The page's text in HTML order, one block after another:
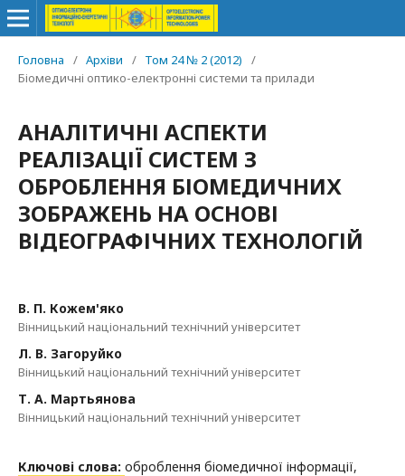
Головна / Архіви / Том 24 № 2 (2012)
/
Біомедичні оптико-електронні системи та прилади
АНАЛІТИЧНІ АСПЕКТИ
РЕАЛІЗАЦІЇ СИСТЕМ З
ОБРОБЛЕННЯ БІОМЕДИЧНИХ
ЗОБРАЖЕНЬ НА ОСНОВІ
ВІДЕОГРАФІЧНИХ ТЕХНОЛОГІЙ
В. П. Кожем'яко
Вінницький національний технічний університет
Л. В. Загоруйко
Вінницький національний технічний університет
Т. А. Мартьянова
Вінницький національний технічний університет
Ключові слова: оброблення біомедичної інформації,